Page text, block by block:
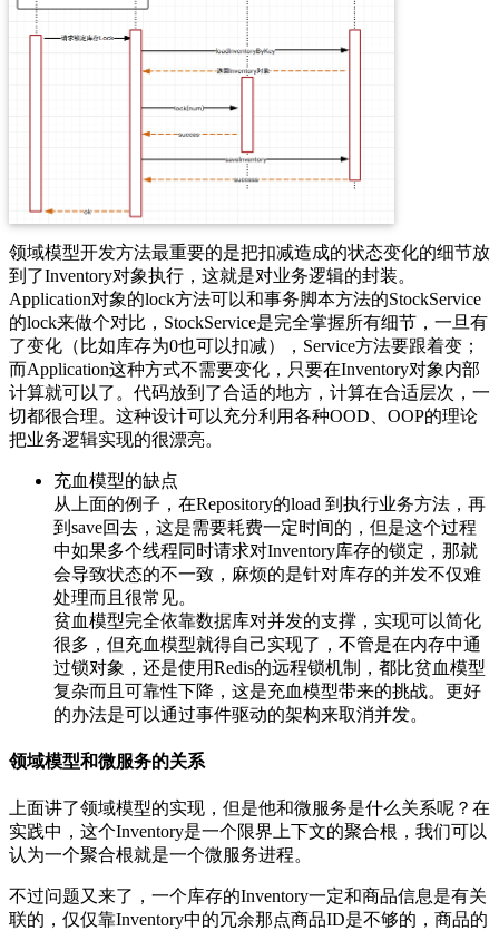
领域模型开发方法最重要的是把扣减造成的状态变化的细节放
到了Inventory对象执行，这就是对业务逻辑的封装。
Application对象的lock方法可以和事务脚本方法的StockService
的lock来做个对比，StockService是完全掌握所有细节，一旦有
了变化（比如库存为0也可以扣减），Service方法要跟着变；
而Application这种方式不需要变化，只要在Inventory对象内部
计算就可以了。代码放到了合适的地方，计算在合适层次，一
切都很合理。这种设计可以充分利用各种OOD、OOP的理论
把业务逻辑实现的很漂亮。
充血模型的缺点
从上面的例子，在Repository的load 到执行业务方法，再
到save回去，这是需要耗费一定时间的，但是这个过程
中如果多个线程同时请求对Inventory库存的锁定，那就
会导致状态的不一致，麻烦的是针对库存的并发不仅难
处理而且很常见。
贫血模型完全依靠数据库对并发的支撑，实现可以简化
很多，但充血模型就得自己实现了，不管是在内存中通
过锁对象，还是使用Redis的远程锁机制，都比贫血模型
复杂而且可靠性下降，这是充血模型带来的挑战。更好
的办法是可以通过事件驱动的架构来取消并发。
领域模型和微服务的关系
上面讲了领域模型的实现，但是他和微服务是什么关系呢？在
实践中，这个Inventory是一个限界上下文的聚合根，我们可以
认为一个聚合根就是一个微服务进程。
不过问题又来了，一个库存的Inventory一定和商品信息是有关
联的，仅仅靠Inventory中的冗余那点商品ID是不够的，商品的